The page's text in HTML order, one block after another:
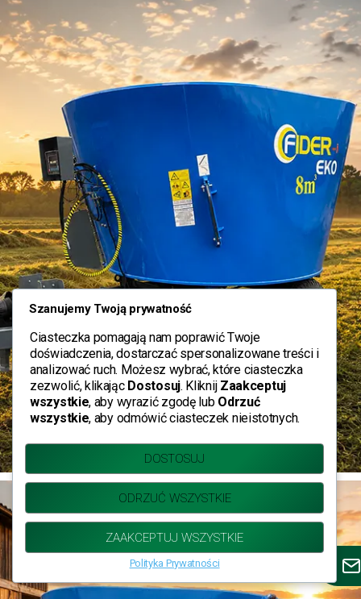
Szanujemy Twoją prywatność
Ciasteczka pomagają nam poprawić Twoje
doświadczenia, dostarczać spersonalizowane treści i
analizować ruch. Możesz wybrać, które ciasteczka
zezwolić, klikając Dostosuj. Kliknij Zaakceptuj
wszystkie, aby wyrazić zgodę lub Odrzuć
wszystkie, aby odmówić ciasteczek nieistotnych.
DOSTOSUJ
ODRZUĆ WSZYSTKIE
ZAAKCEPTUJ WSZYSTKIE
Polityka Prywatności